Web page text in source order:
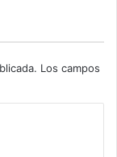
Los campos